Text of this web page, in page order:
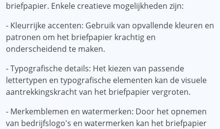
briefpapier. Enkele creatieve mogelijkheden zijn:
- Kleurrijke accenten: Gebruik van opvallende kleuren en
patronen om het briefpapier krachtig en
onderscheidend te maken.
- Typografische details: Het kiezen van passende
lettertypen en typografische elementen kan de visuele
aantrekkingskracht van het briefpapier vergroten.
- Merkemblemen en watermerken: Door het opnemen
van bedrijfslogo's en watermerken kan het briefpapier